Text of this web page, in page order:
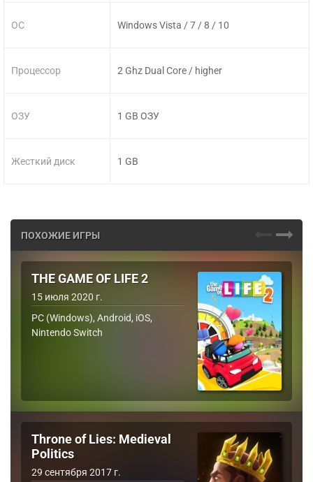
ОС
Процессор
ОЗУ
Жесткий диск
Windows Vista / 7 / 8 / 10
2 Ghz Dual Core / higher
1 GB ОЗУ
1 GB
ПОХОЖИЕ ИГРЫ
THE GAME OF LIFE 2
15 июля 2020 г.
PC (Windows), Android, iOS,
Nintendo Switch
Throne of Lies: Medieval
Politics
29 сентября 2017 г.